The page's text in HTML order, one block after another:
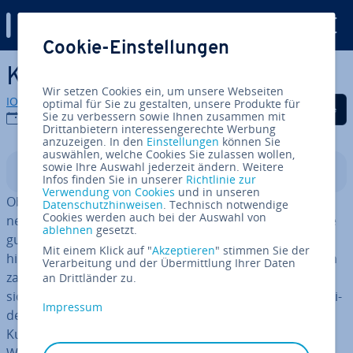
Zum Haupt­in­halt springen
Kun­den­ak­qui­se
IONOS Redaktion
10.11.2022
Auf Facebook teilen
Auf Twitter teilen
Auf LinkedIn
In­halts­ver­zeich­nis
Ob Selbst­stän­di­ge, Free­lan­cer, KMU oder große Un­ter­
neh­men – alle stehen vor demselben Problem: Egal, wie
gut das Angebot ist, wie innovativ das Produkt oder wie
hilfreich die Dienst­leis­tung gestaltet wurde – es müssen
zah­lungs­be­rei­te Kunden gefunden werden, damit man
sich am Markt eta­blie­ren kann. Kun­den­ak­qui­se ent­schei­
det über Erfolg oder Miss­erfolg eines Projekts. Da
Kunden zu ak­qui­rie­ren im Ge­schäfts­le­ben von solcher
Cookie-Einstellungen
Wir setzen Cookies ein, um unsere Webseiten
optimal für Sie zu gestalten, unsere Produkte für
Sie zu verbessern sowie Ihnen zusammen mit
Drittanbietern interessengerechte Werbung
anzuzeigen. In den Einstellungen können Sie
auswählen, welche Cookies Sie zulassen wollen,
sowie Ihre Auswahl jederzeit ändern. Weitere
Infos finden Sie in unserer Richtlinie zur
Verwendung von Cookies und in unseren
Datenschutzhinweisen. Technisch notwendige
Cookies werden auch bei der Auswahl von
ablehnen gesetzt.
Mit einem Klick auf "Akzeptieren" stimmen Sie der
Verarbeitung und der Übermittlung Ihrer Daten
an Drittländer zu.
Impressum